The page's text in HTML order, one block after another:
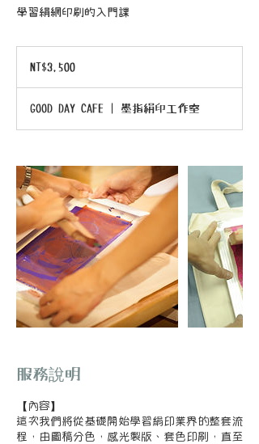
學習絹網印刷的入門課
NT$3,500
GOOD DAY CAFE | 墨指絹印工作室
服務說明
【內容】
這次我們將從基礎開始學習絹印業界的整套流
程，由圖稿分色，感光製版、套色印刷，直至